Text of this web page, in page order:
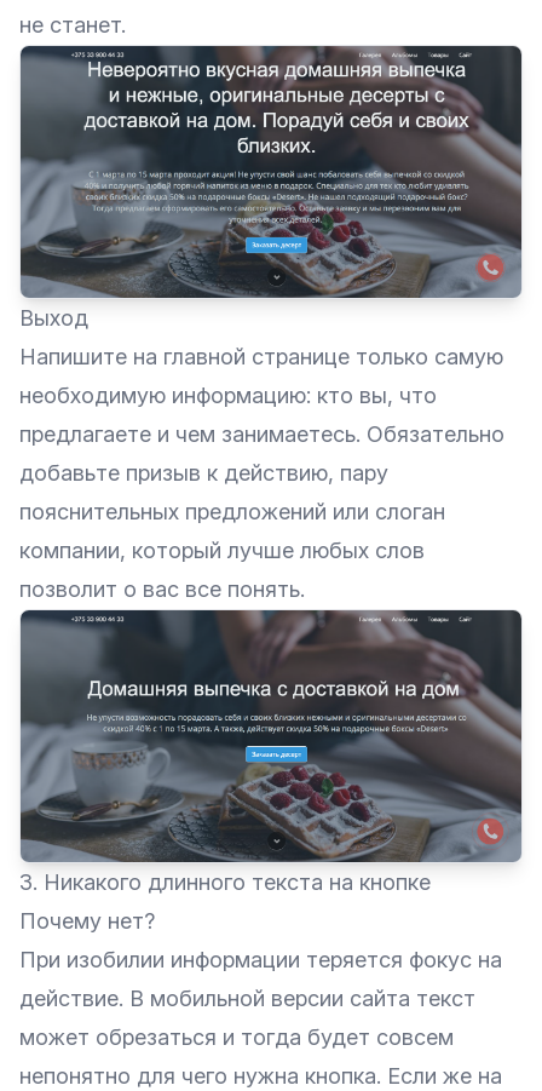
не станет.
Выход
Напишите на главной странице только самую
необходимую информацию: кто вы, что
предлагаете и чем занимаетесь. Обязательно
добавьте призыв к действию, пару
пояснительных предложений или слоган
компании, который лучше любых слов
позволит о вас все понять.
3. Никакого длинного текста на кнопке
Почему нет?
При изобилии информации теряется фокус на
действие. В мобильной версии сайта текст
может обрезаться и тогда будет совсем
непонятно для чего нужна кнопка. Если же на